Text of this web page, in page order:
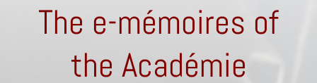
The e-mémoires of
the Académie